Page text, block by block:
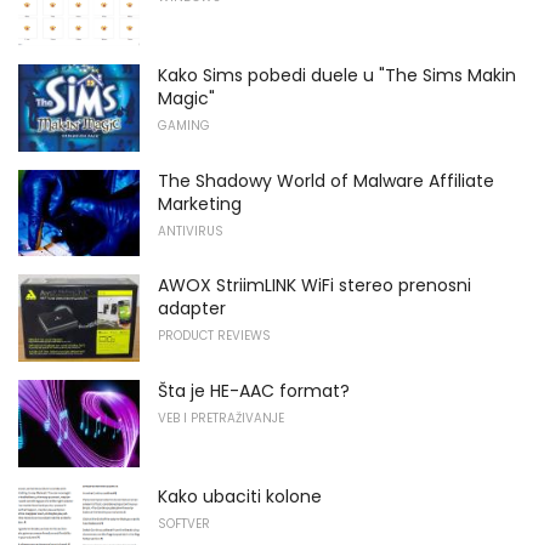
Kako Sims pobedi duele u "The Sims Makin
Magic"
GAMING
The Shadowy World of Malware Affiliate
Marketing
ANTIVIRUS
AWOX StriimLINK WiFi stereo prenosni
adapter
PRODUCT REVIEWS
Šta je HE-AAC format?
VEB I PRETRAŽIVANJE
Kako ubaciti kolone
SOFTVER